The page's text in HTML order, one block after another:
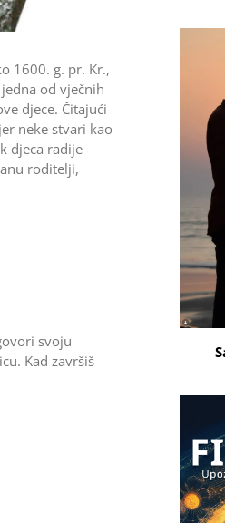
1600. g. pr. Kr.,
od vječnih
djece. Čitajući
neke stvari kao
djeca radije
roditelji,
svoju
Kad završiš